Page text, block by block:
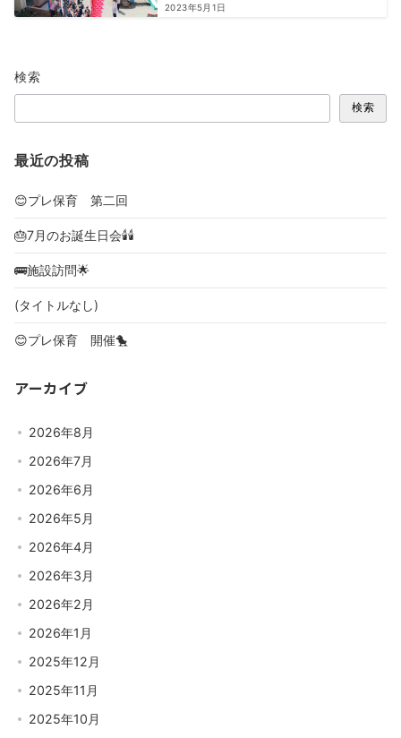
2023年5月1日
検索
検索
最近の投稿
😊プレ保育 第二回
🎂7月のお誕生日会🕯🕯
🚌施設訪問🌟
(タイトルなし)
😊プレ保育 開催🐤
アーカイブ
2026年8月
2026年7月
2026年6月
2026年5月
2026年4月
2026年3月
2026年2月
2026年1月
2025年12月
2025年11月
2025年10月